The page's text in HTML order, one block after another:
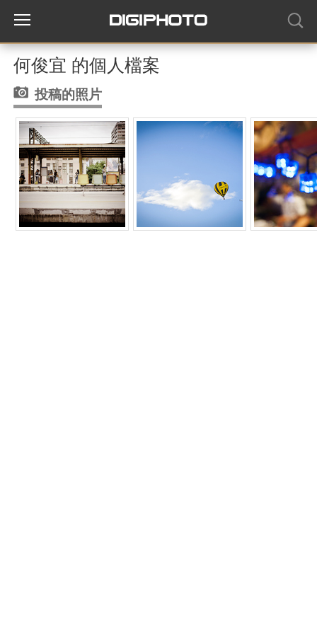
何俊宜 的個人檔案
投稿的照片